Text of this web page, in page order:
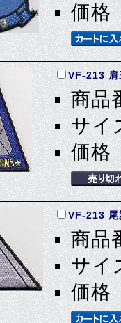
価格
VF-213 肩
商品
サイ
価格
VF-213 尾
商品
サイ
価格